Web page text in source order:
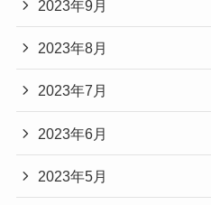
2023年9月
2023年8月
2023年7月
2023年6月
2023年5月